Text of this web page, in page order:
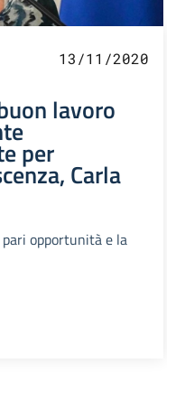
13/11/2020
lavoro
per
Carla
opportunità e la